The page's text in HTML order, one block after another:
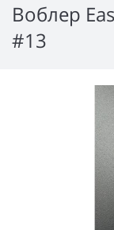
Воблер
#13